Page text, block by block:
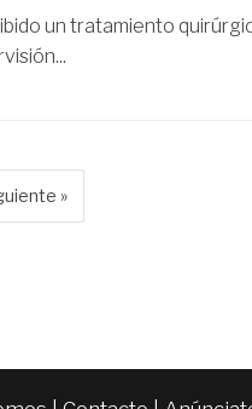
un tratamiento
»